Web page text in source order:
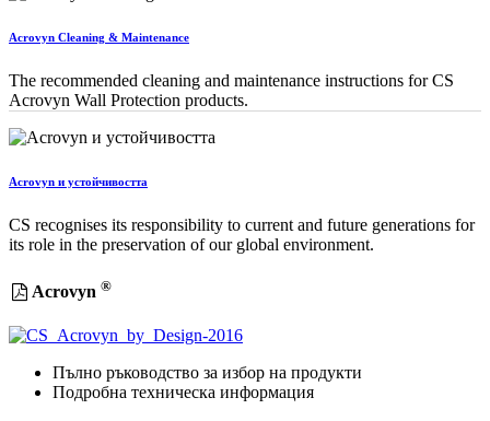
Acrovyn Cleaning & Maintenance
The recommended cleaning and maintenance instructions for CS
Acrovyn Wall Protection products.
Acrovyn и устойчивостта
CS recognises its responsibility to current and future generations for
its role in the preservation of our global environment.
Acrovyn ®
Пълно ръководство за избор на продукти
Подробна техническа информация